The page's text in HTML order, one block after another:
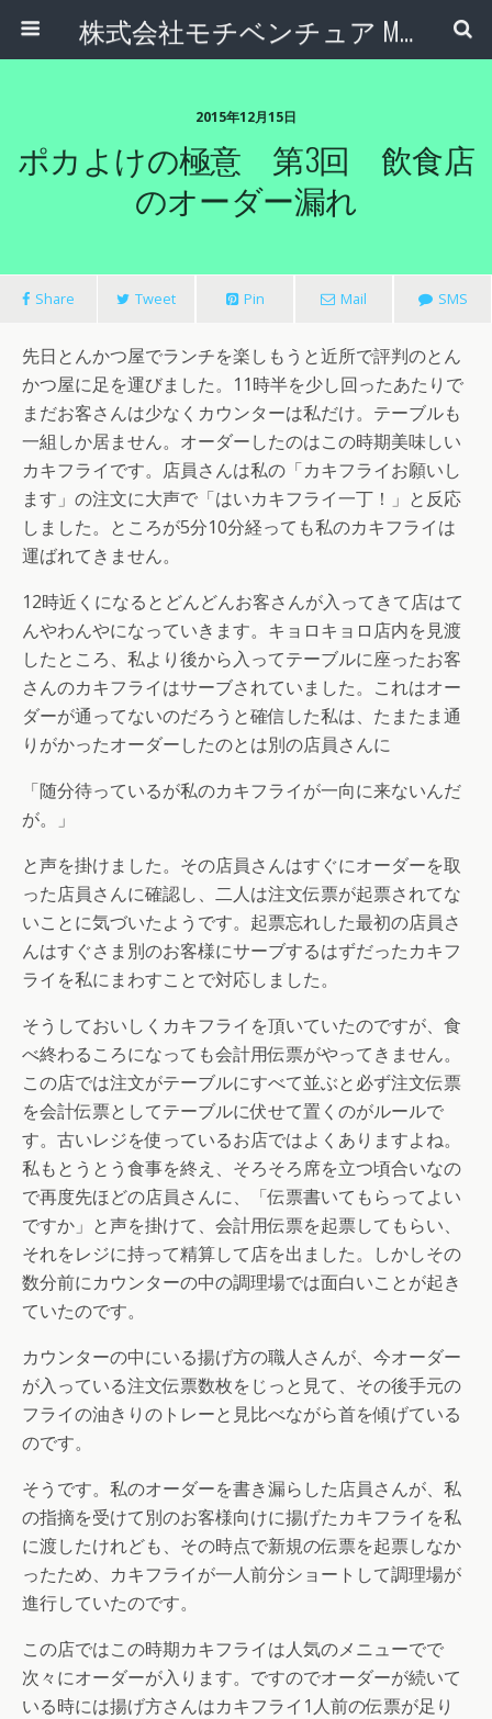
株式会社モチベンチュア Motiventure Inc.
2015年12月15日
ポカよけの極意 第3回 飲食店
のオーダー漏れ
Share Tweet Pin Mail SMS
先日とんかつ屋でランチを楽しもうと近所で評判のとん
かつ屋に足を運びました。11時半を少し回ったあたりで
まだお客さんは少なくカウンターは私だけ。テーブルも
一組しか居ません。オーダーしたのはこの時期美味しい
カキフライです。店員さんは私の「カキフライお願いし
ます」の注文に大声で「はいカキフライ一丁！」と反応
しました。ところが5分10分経っても私のカキフライは
運ばれてきません。
12時近くになるとどんどんお客さんが入ってきて店はて
んやわんやになっていきます。キョロキョロ店内を見渡
したところ、私より後から入ってテーブルに座ったお客
さんのカキフライはサーブされていました。これはオー
ダーが通ってないのだろうと確信した私は、たまたま通
りがかったオーダーしたのとは別の店員さんに
「随分待っているが私のカキフライが一向に来ないんだ
が。」
と声を掛けました。その店員さんはすぐにオーダーを取
った店員さんに確認し、二人は注文伝票が起票されてな
いことに気づいたようです。起票忘れした最初の店員さ
んはすぐさま別のお客様にサーブするはずだったカキフ
ライを私にまわすことで対応しました。
そうしておいしくカキフライを頂いていたのですが、食
べ終わるころになっても会計用伝票がやってきません。
この店では注文がテーブルにすべて並ぶと必ず注文伝票
を会計伝票としてテーブルに伏せて置くのがルールで
す。古いレジを使っているお店ではよくありますよね。
私もとうとう食事を終え、そろそろ席を立つ頃合いなの
で再度先ほどの店員さんに、「伝票書いてもらってよい
ですか」と声を掛けて、会計用伝票を起票してもらい、
それをレジに持って精算して店を出ました。しかしその
数分前にカウンターの中の調理場では面白いことが起き
ていたのです。
カウンターの中にいる揚げ方の職人さんが、今オーダー
が入っている注文伝票数枚をじっと見て、その後手元の
フライの油きりのトレーと見比べながら首を傾げている
のです。
そうです。私のオーダーを書き漏らした店員さんが、私
の指摘を受けて別のお客様向けに揚げたカキフライを私
に渡したけれども、その時点で新規の伝票を起票しなか
ったため、カキフライが一人前分ショートして調理場が
進行していたのです。
この店ではこの時期カキフライは人気のメニューでで
次々にオーダーが入ります。ですのでオーダーが続いて
いる時には揚げ方さんはカキフライ1人前の伝票が足り